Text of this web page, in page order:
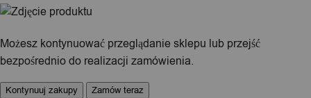
Możesz kontynuować przeglądanie sklepu lub przejść
bezpośrednio do realizacji zamówienia.
Kontynuuj zakupy Zamów teraz